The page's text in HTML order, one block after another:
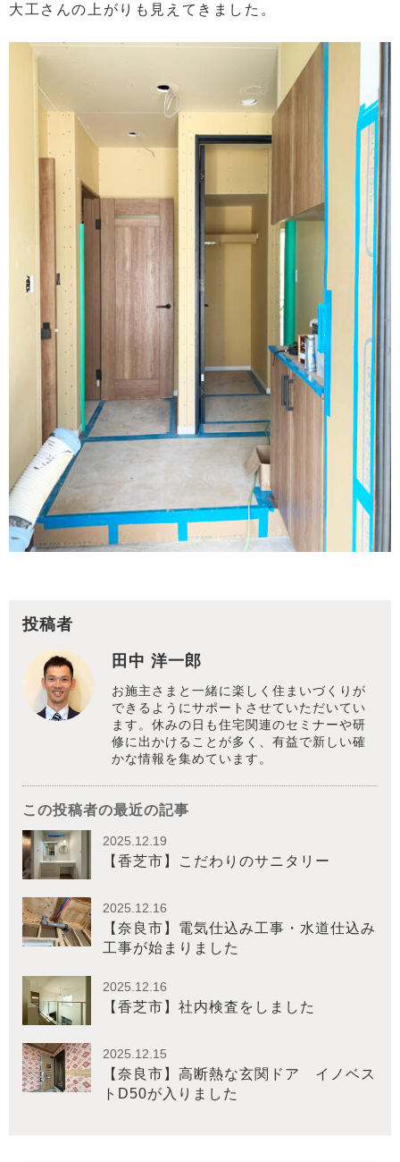
大工さんの上がりも見えてきました。
投稿者
田中 洋一郎
お施主さまと一緒に楽しく住まいづくりが
できるようにサポートさせていただいてい
ます。休みの日も住宅関連のセミナーや研
修に出かけることが多く、有益で新しい確
かな情報を集めています。
この投稿者の最近の記事
2025.12.19
【香芝市】こだわりのサニタリー
2025.12.16
【奈良市】電気仕込み工事・水道仕込み
工事が始まりました
2025.12.16
【香芝市】社内検査をしました
2025.12.15
【奈良市】高断熱な玄関ドア イノベス
トD50が入りました